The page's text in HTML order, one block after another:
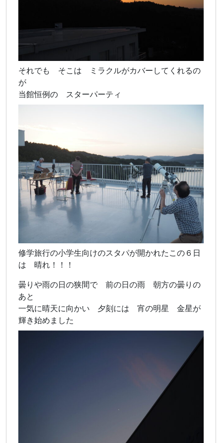
それでも そこは ミラクルがカバーしてくれるの
が
当館恒例の スターパーティ
修学旅行の小学生向けのスタパが開かれたこの６日
は 晴れ！！！
曇りや雨の日の狭間で 前の日の雨 朝方の曇りの
あと
一気に晴天に向かい 夕刻には 宵の明星 金星が
輝き始めました